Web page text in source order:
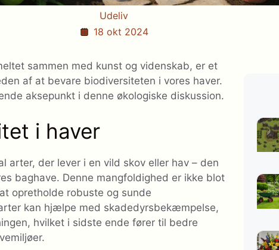
Udeliv
18 okt 2024
sammen med kunst og videnskab, er et
af ​​at bevare biodiversiteten i vores haver.
aksepunkt i denne økologiske diskussion.
i haver
arter, der lever i en vild skov eller hav – den
baghave. Denne mangfoldighed er ikke blot
opretholde robuste og sunde
kan hjælpe med skadedyrsbekæmpelse,
hvilket i sidste ende fører til bedre